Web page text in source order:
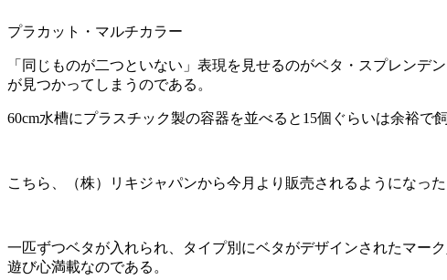
プラカット・マルチカラー
「同じものが二つといない」表現を見せるのがベタ・スプレン
が見つかってしまうのである。
60cm水槽にプラスチック製の容器を並べると15個ぐらいは余裕で
こちら、（株）リキジャパンから今月より販売されるようになった
一匹ずつベタが入れられ、タイプ別にベタがデザインされたマーク
遊び心満載なのである。